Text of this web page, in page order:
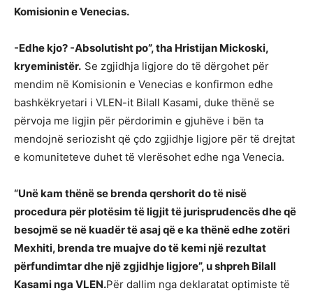
Komisionin e Venecias.
-Edhe kjo? -Absolutisht po”, tha Hristijan Mickoski,
kryeministër. Se zgjidhja ligjore do të dërgohet për
mendim në Komisionin e Venecias e konfirmon edhe
bashkëkryetari i VLEN-it Bilall Kasami, duke thënë se
përvoja me ligjin për përdorimin e gjuhëve i bën ta
mendojnë seriozisht që çdo zgjidhje ligjore për të drejtat
e komuniteteve duhet të vlerësohet edhe nga Venecia.
“Unë kam thënë se brenda qershorit do të nisë
procedura për plotësim të ligjit të jurisprudencës dhe që
besojmë se në kuadër të asaj që e ka thënë edhe zotëri
Mexhiti, brenda tre muajve do të kemi një rezultat
përfundimtar dhe një zgjidhje ligjore”, u shpreh Bilall
Kasami nga VLEN.Për dallim nga deklaratat optimiste të